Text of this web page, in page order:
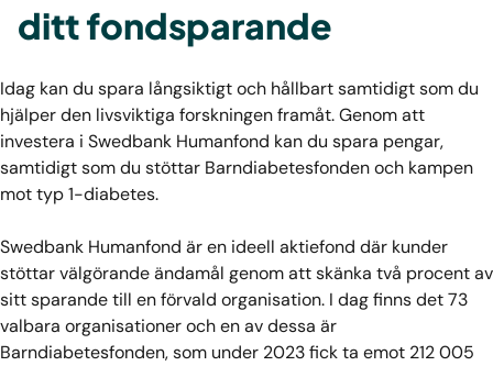
ditt fondsparande
Idag kan du spara långsiktigt och hållbart samtidigt som du
hjälper den livsviktiga forskningen framåt. Genom att
investera i Swedbank Humanfond kan du spara pengar,
samtidigt som du stöttar Barndiabetesfonden och kampen
mot typ 1-diabetes.
Swedbank Humanfond är en ideell aktiefond där kunder
stöttar välgörande ändamål genom att skänka två procent av
sitt sparande till en förvald organisation. I dag finns det 73
valbara organisationer och en av dessa är
Barndiabetesfonden, som under 2023 fick ta emot 212 005